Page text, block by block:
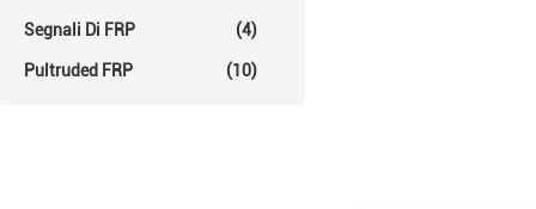
Segnali Di FRP (4)
Pultruded FRP (10)